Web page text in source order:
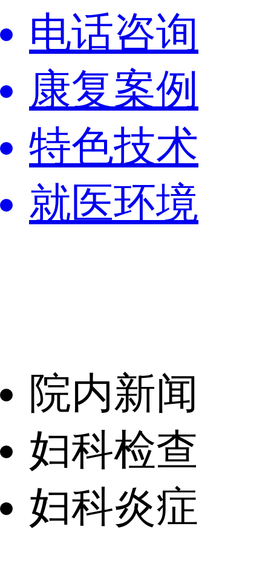
电话咨询
康复案例
特色技术
就医环境
院内新闻
妇科检查
妇科炎症